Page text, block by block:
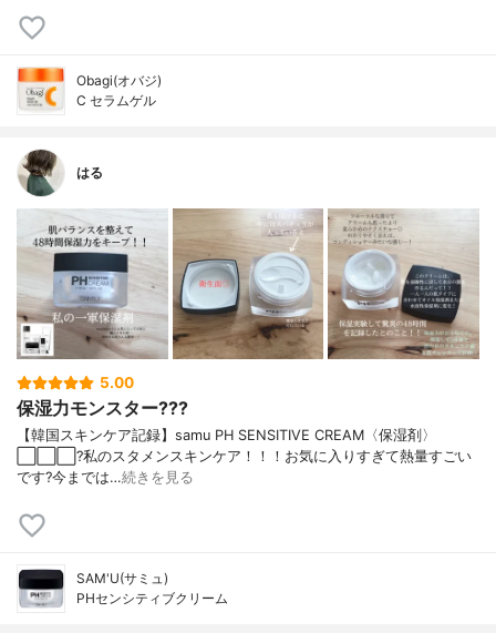
Obagi(オバジ)
C セラムゲル
はる
5.00
保湿力モンスター???
【韓国スキンケア記録】samu PH SENSITIVE CREAM〈保湿剤〉
⬜️⬜️⬜️?私のスタメンスキンケア！！！お気に入りすぎて熱量すごい
です?今までは…続きを見る
SAM'U(サミュ)
PHセンシティブクリーム